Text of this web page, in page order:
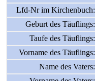
Lfd-Nr im Kirchenbuch:
Geburt des Täuflings:
Taufe des Täuflings:
Vorname des Täuflings:
Name des Vaters: